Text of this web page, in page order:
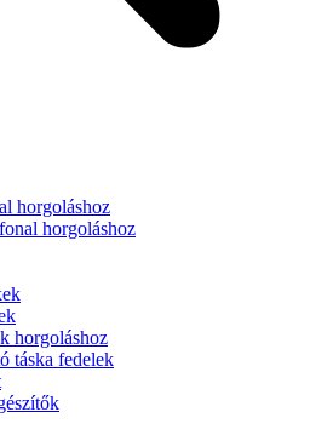
horgoláshoz
horgoláshoz
horgoláshoz
táska fedelek